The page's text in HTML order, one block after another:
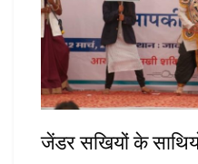
जेंडर सखियों के